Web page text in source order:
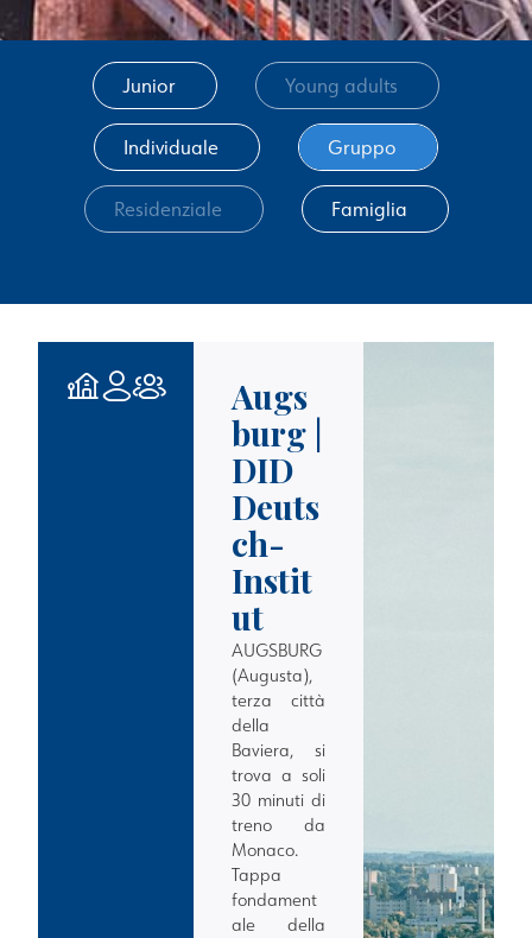
Junior Young adults
Individuale Gruppo
Residenziale Famiglia
Augs
burg |
DID
Deuts
ch-
Instit
ut
AUGSBURG
(Augusta),
terza città
della
Baviera, si
trova a soli
30 minuti di
treno da
Monaco.
Tappa
fondament
ale della